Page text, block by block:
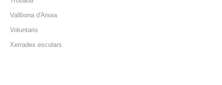
Vallbona d'Anoia
Voluntaris
Xerrades escolars